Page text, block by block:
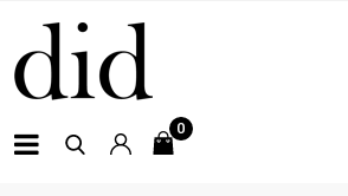
0